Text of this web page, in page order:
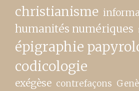
christianisme
humanités numériques
épigraphie
codicologie
exégèse contrefaçons